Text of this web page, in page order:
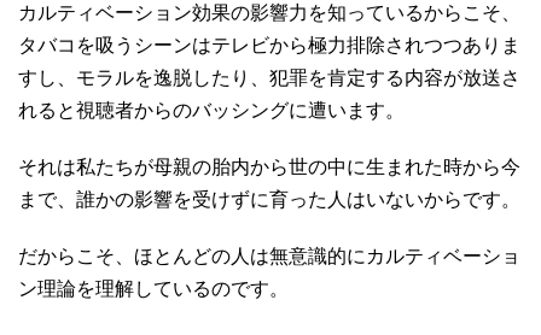
カルティベーション効果の影響力を知っているからこそ、
タバコを吸うシーンはテレビから極力排除されつつありま
すし、モラルを逸脱したり、犯罪を肯定する内容が放送さ
れると視聴者からのバッシングに遭います。
それは私たちが母親の胎内から世の中に生まれた時から今
まで、誰かの影響を受けずに育った人はいないからです。
だからこそ、ほとんどの人は無意識的にカルティベーショ
ン理論を理解しているのです。